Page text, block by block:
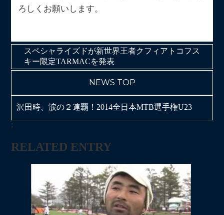
ろしくお願いします。
スペシャライズドが新世界王者クフィアトコフス
キー限定TARMACを発表
NEWS TOP
沢田時、涙の２連覇！2014全日本MTB選手権U23
;
RELATED ENTRY